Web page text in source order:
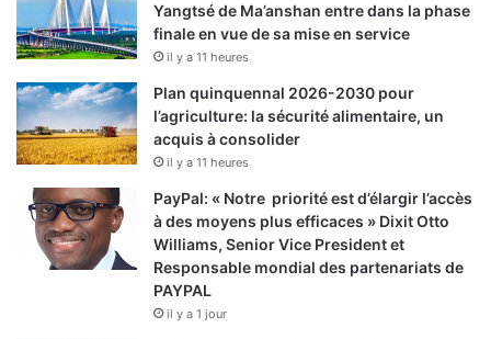
Yangtsé de Ma’anshan entre dans la phase
finale en vue de sa mise en service
il y a 11 heures
Plan quinquennal 2026-2030 pour
l’agriculture: la sécurité alimentaire, un
acquis à consolider
il y a 11 heures
PayPal: « Notre priorité est d’élargir l’accès
à des moyens plus efficaces » Dixit Otto
Williams, Senior Vice President et
Responsable mondial des partenariats de
PAYPAL
il y a 1 jour